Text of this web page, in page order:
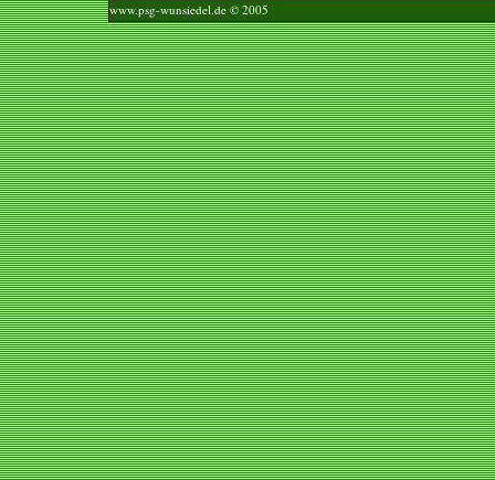
www.psg-wunsiedel.de © 2005